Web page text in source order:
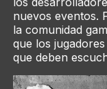
nuevos eventos.
la comunidad
que los
que deben